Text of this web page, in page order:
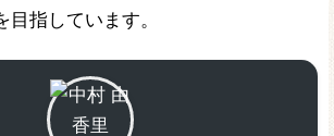
指しています。